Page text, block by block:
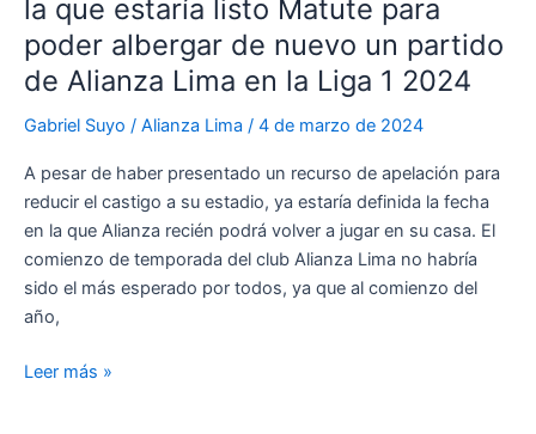
al
Estadio
Alejandro
Villanueva
la que estaría listo Matute para
poder albergar de nuevo un partido
de Alianza Lima en la Liga 1 2024
Gabriel Suyo / Alianza Lima / 4 de marzo de 2024
A pesar de haber presentado un recurso de apelación para
reducir el castigo a su estadio, ya estaría definida la fecha
en la que Alianza recién podrá volver a jugar en su casa. El
comienzo de temporada del club Alianza Lima no habría
sido el más esperado por todos, ya que al comienzo del
año,
¡MUCHO
Leer más »